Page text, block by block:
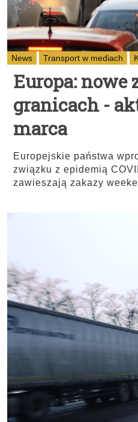
News Transport w mediach
Europa: nowe
granicach -
marca
Europejskie państwa
związku z epidemią
zawieszają zakazy